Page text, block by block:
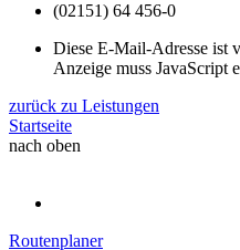
(02151) 64 456-0
Diese E-Mail-Adresse ist
Anzeige muss JavaScript
zurück zu Leistungen
Startseite
nach oben
Routenplaner